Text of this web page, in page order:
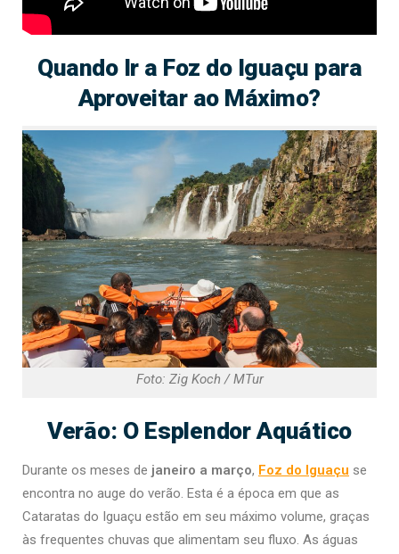
Quando Ir a Foz do Iguaçu para
Aproveitar ao Máximo?
Foto: Zig Koch / MTur
Verão: O Esplendor Aquático
Durante os meses de janeiro a março, Foz do Iguaçu se
encontra no auge do verão. Esta é a época em que as
Cataratas do Iguaçu estão em seu máximo volume, graças
às frequentes chuvas que alimentam seu fluxo. As águas